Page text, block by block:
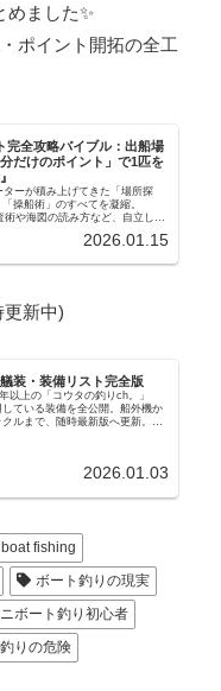
めました✨
ポイント開拓の全工
完全攻略バイブル：出船場
だけのポイント」で1匹を
ターが積み上げてきた「場所探
操船術」のすべてを凝縮。
や海図の読み方など、自立した
2026.01.15
新中)
艤装・装備リスト完全版
以上の「コウタの釣りch。」
ている装備を全公開。船外機か
ルまで、随時最新版へ更新。初
2026.01.03
fishing
ボート釣りの現実
ニボート釣り初心者
釣りの危険